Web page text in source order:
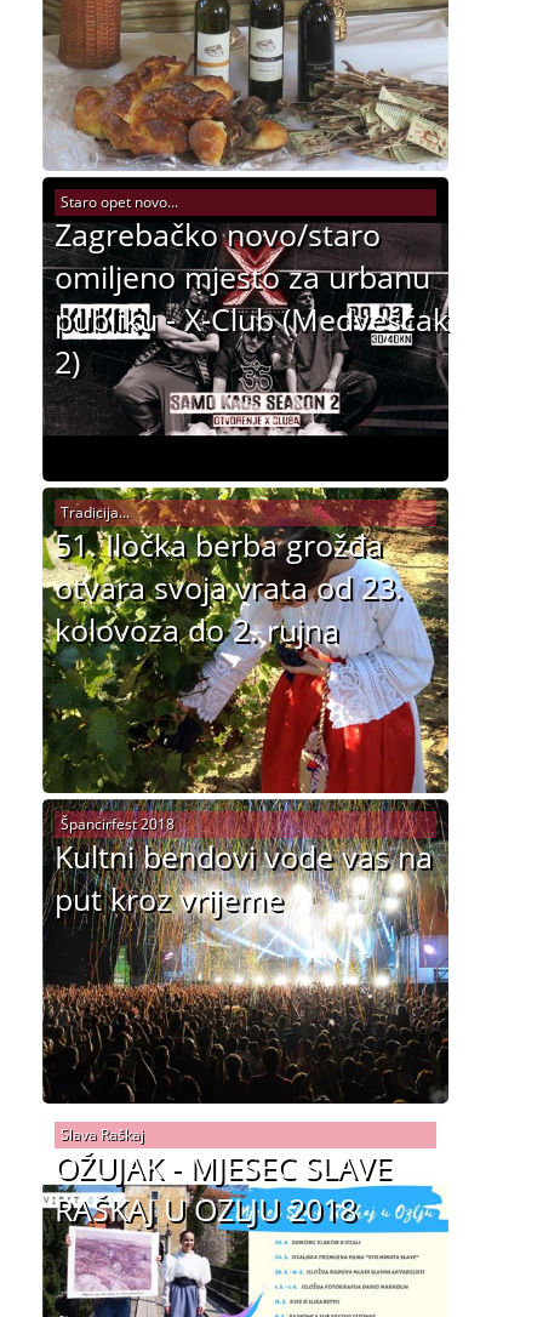
Zagrebačko novo/staro
omiljeno mjesto za urbanu
publiku - X-Club (Medvešćak
2)
Staro opet novo...
51. Iločka berba grožđa
otvara svoja vrata od 23.
kolovoza do 2. rujna
Tradicija...
Kultni bendovi vode vas na
put kroz vrijeme
Špancirfest 2018
OŽUJAK - MJESEC SLAVE
RAŠKAJ U OZLJU 2018
Slava Raškaj